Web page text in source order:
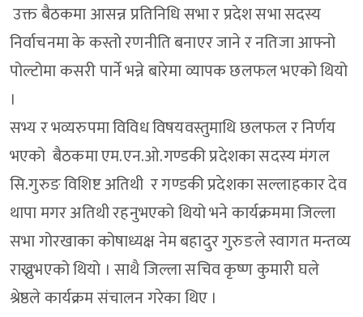
उक्त बैठकमा आसन्न प्रतिनिधि सभा र प्रदेश सभा सदस्य
निर्वाचनमा के कस्तो रणनीति बनाएर जाने र नतिजा आफ्नो
पोल्टोमा कसरी पार्ने भन्ने बारेमा व्यापक छलफल भएको थियो
।
सभ्य र भव्यरुपमा विविध विषयवस्तुमाथि छलफल र निर्णय
भएको बैठकमा एम.एन.ओ.गण्डकी प्रदेशका सदस्य मंगल
सि.गुरुङ विशिष्ट अतिथी र गण्डकी प्रदेशका सल्लाहकार देव
थापा मगर अतिथी रहनुभएको थियो भने कार्यक्रममा जिल्ला
सभा गोरखाका कोषाध्यक्ष नेम बहादुर गुरुङले स्वागत मन्तव्य
राख्नुभएको थियो । साथै जिल्ला सचिव कृष्ण कुमारी घले
श्रेष्ठले कार्यक्रम संचालन गरेका थिए ।